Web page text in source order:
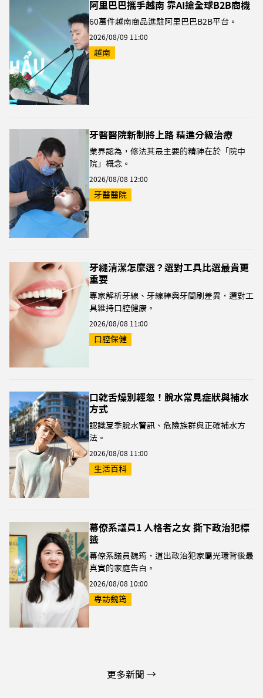
阿里巴巴攜手越南 靠AI搶全球B2B商機
60萬件越南商品進駐阿里巴巴B2B平台。
2026/08/09 11:00
越南
牙醫醫院新制將上路 精進分級治療
業界認為，修法其最主要的精神在於「院中
院」概念。
2026/08/08 12:00
牙醫醫院
牙縫清潔怎麼選？選對工具比選最貴更
重要
專家解析牙線、牙線棒與牙間刷差異，選對工
具維持口腔健康。
2026/08/08 11:00
口腔保健
口乾舌燥別輕忽！脫水常見症狀與補水
方式
認識夏季脫水警訊、危險族群與正確補水方
法。
2026/08/08 11:00
生活百科
幕僚系議員1 人格者之女 撕下政治犯標
籤
幕僚系議員魏筠，道出政治犯家屬光環背後最
真實的家庭告白。
2026/08/08 10:00
專訪魏筠
更多新聞 →